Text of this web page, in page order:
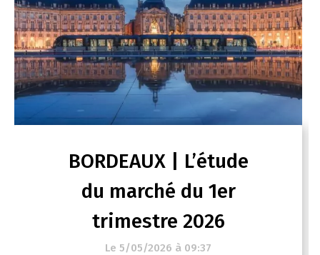
BORDEAUX | L’étude
du marché du 1er
trimestre 2026
Le 5/05/2026 à 09:37